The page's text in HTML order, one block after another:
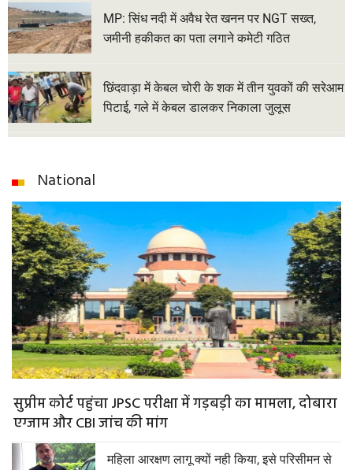
MP: सिंध नदी में अवैध रेत खनन पर NGT सख्त,
जमीनी हकीकत का पता लगाने कमेटी गठित
छिंदवाड़ा में केबल चोरी के शक में तीन युवकों की सरेआम
पिटाई, गले में केबल डालकर निकाला जुलूस
National
सुप्रीम कोर्ट पहुंचा JPSC परीक्षा में गड़बड़ी का मामला, दोबारा
एग्जाम और CBI जांच की मांग
महिला आरक्षण लागू क्यों नही किया, इसे परिसीमन से